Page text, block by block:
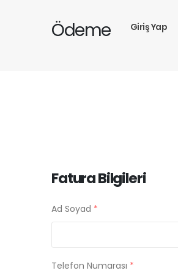
Giriş Yap
Ödeme
Fatura Bilgileri
Ad Soyad *
Telefon Numarası *